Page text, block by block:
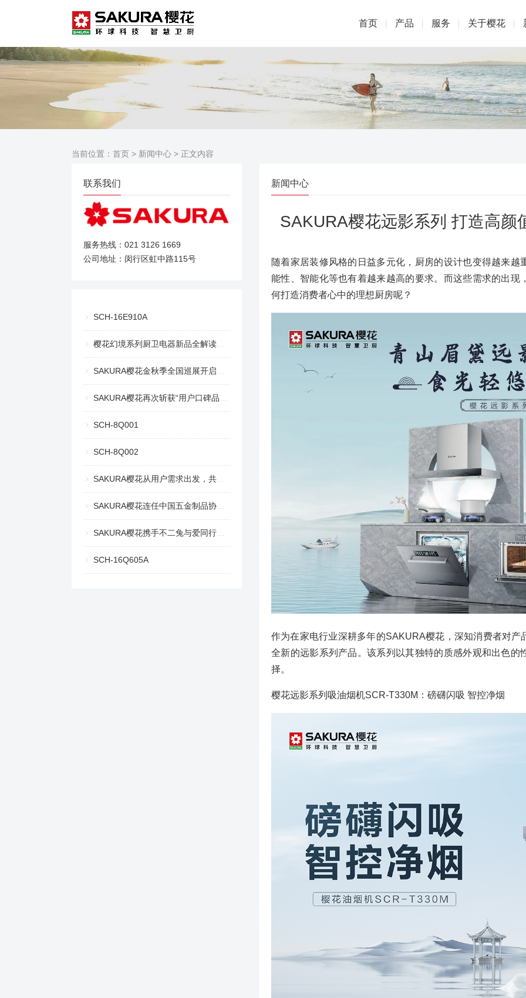
首页 产品 服务 关于樱花
当前位置： 首页 > 新闻中心 > 正文内容
联系我们
服务热线：021 3126 1669
公司地址：闵行区虹中路115号
SCH-16E910A
樱花幻境系列厨卫电器新品全解读，幻境美厨重绘生活意趣
SAKURA樱花金秋季全国巡展开启，探索趣味生活之旅
SAKURA樱花再次斩获“用户口碑品牌奖” 和 “创新产品奖”
SCH-8Q001
SCH-8Q002
SAKURA樱花从用户需求出发，共探舒适自在的理想生活
SAKURA樱花连任中国五金制品协会燃气用具分会副理事长单位
SAKURA樱花携手不二兔与爱同行，共启最「家」浪漫
SCH-16Q605A
新闻中心
SAKURA樱花远影系列 打造高颜
随着家居装修风格的日益多元化，厨房的设计也变得越来
能性、智能化等也有着越来越高的要求。而这些需求的出
何打造消费者心中的理想厨房呢？
作为在家电行业深耕多年的SAKURA樱花，深知消费者对
全新的远影系列产品。该系列以其独特的质感外观和出色
择。
樱花远影系列吸油烟机SCR-T330M：磅礴闪吸 智控净烟